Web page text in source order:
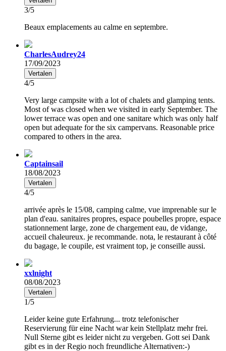
3/5
Beaux emplacements au calme en septembre.
CharlesAudrey24
17/09/2023
Vertalen
4/5
Very large campsite with a lot of chalets and glamping tents.
Most of was closed when we visited in early September. The
lower terrace was open and one sanitare which was only half
open but adequate for the six campervans. Reasonable price
compared to others in the area.
Captainsail
18/08/2023
Vertalen
4/5
arrivée après le 15/08, camping calme, vue imprenable sur le
plan d'eau. sanitaires propres, espace poubelles propre, espace
stationnement large, zone de chargement eau, de vidange,
accueil chaleureux. je recommande. nota, le restaurant à côté
du bagage, le coupile, est vraiment top, je conseille aussi.
xxlnight
08/08/2023
Vertalen
1/5
Leider keine gute Erfahrung... trotz telefonischer
Reservierung für eine Nacht war kein Stellplatz mehr frei.
Null Sterne gibt es leider nicht zu vergeben. Gott sei Dank
gibt es in der Regio noch freundliche Alternativen:-)